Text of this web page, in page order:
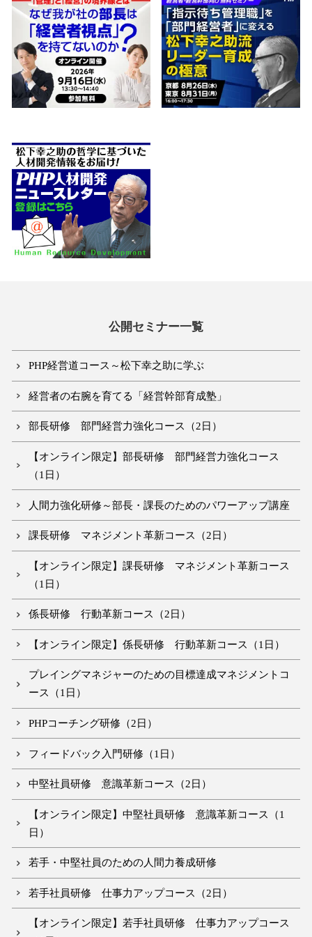
公開セミナー一覧
PHP経営道コース～松下幸之助に学ぶ
経営者の右腕を育てる「経営幹部育成塾」
部長研修 部門経営力強化コース（2日）
【オンライン限定】部長研修 部門経営力強化コース
（1日）
人間力強化研修～部長・課長のためのパワーアップ講座
課長研修 マネジメント革新コース（2日）
【オンライン限定】課長研修 マネジメント革新コース
（1日）
係長研修 行動革新コース（2日）
【オンライン限定】係長研修 行動革新コース（1日）
プレイングマネジャーのための目標達成マネジメントコ
ース（1日）
PHPコーチング研修（2日）
フィードバック入門研修（1日）
中堅社員研修 意識革新コース（2日）
【オンライン限定】中堅社員研修 意識革新コース（1
日）
若手・中堅社員のための人間力養成研修
若手社員研修 仕事力アップコース（2日）
【オンライン限定】若手社員研修 仕事力アップコース